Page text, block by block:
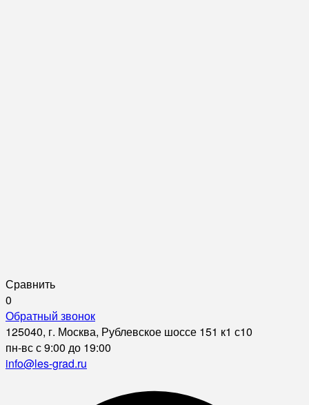
Сравнить
0
Обратный звонок
125040, г. Москва, Рублевское шоссе 151 к1 с10
пн-вс с 9:00 до 19:00
info@les-grad.ru